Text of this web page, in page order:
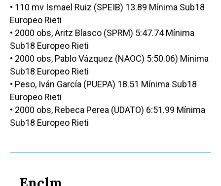
• 110 mv Ismael Ruiz (SPEIB) 13.89 Mínima Sub18
Europeo Rieti
• 2000 obs, Aritz Blasco (SPRM) 5:47.74 Mínima
Sub18 Europeo Rieti
• 2000 obs, Pablo Vázquez (NAOC) 5:50.06) Mínima
Sub18 Europeo Rieti
• Peso, Iván García (PUEPA) 18.51 Mínima Sub18
Europeo Rieti
• 2000 obs, Rebeca Perea (UDATO) 6:51.99 Mínima
Sub18 Europeo Rieti
Castilla-La
Ciudad Real
Economía